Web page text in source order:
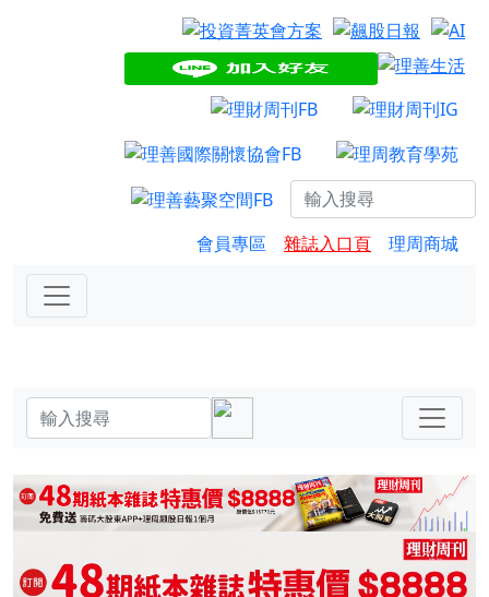
會員專區 雜誌入口頁 理周商城